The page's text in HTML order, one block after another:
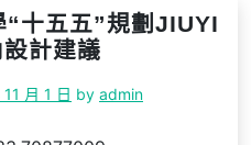
十五五”規劃JIUYI
計建議
月 1 日 by admin